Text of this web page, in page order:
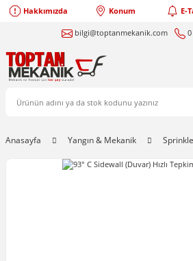
Hakkımızda Konum E-
bilgi@toptanmekanik.com
Anasayfa Yangın & Mekanik